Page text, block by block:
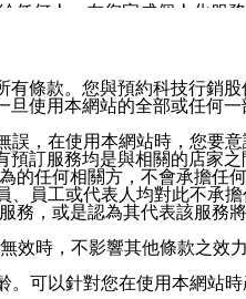
任何人。在您完成個人化
區。
傳送或宣傳本網站各項服
入本公司/本服務好友，您仍
限，以廣告或其他目的的
號碼比對相符。
息。
條款。您與預約科技行銷
使用本網站的全部或任何
，在使用本網站時，您要
訂服務均是與相關的店家
的任何相關方，不會承擔
員工或代表人均對此不承
務，或是認為其代表該服務
效時，不影響其他條款之效
。可以針對您在使用本網